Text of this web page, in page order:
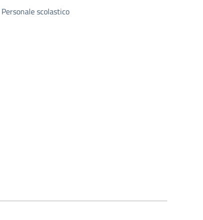
Personale scolastico